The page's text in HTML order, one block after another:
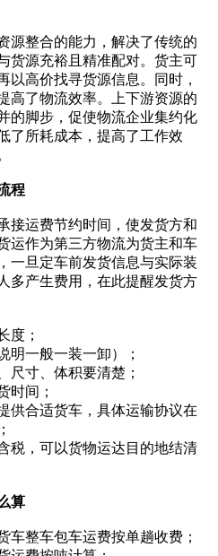
源整合的能力，解决了传统的
货源充裕且精准配对。货主可
以高价找寻货源信息。同时，
高了物流效率。上下游资源的
的脚步，促使物流企业集约化
了所耗成本，提高了工作效
程
接运费节约时间，使发货方和
运作为第三方物流为货主和车
一旦定车前发货信息与实际装
多产生费用，在此提醒发货方
度；
明一般一装一卸）；
尺寸、体积要清楚；
时间；
供合适货车，具体运输协议在
税，可以货物运达目的地结清
算
车整车包车运费按单趟收费；